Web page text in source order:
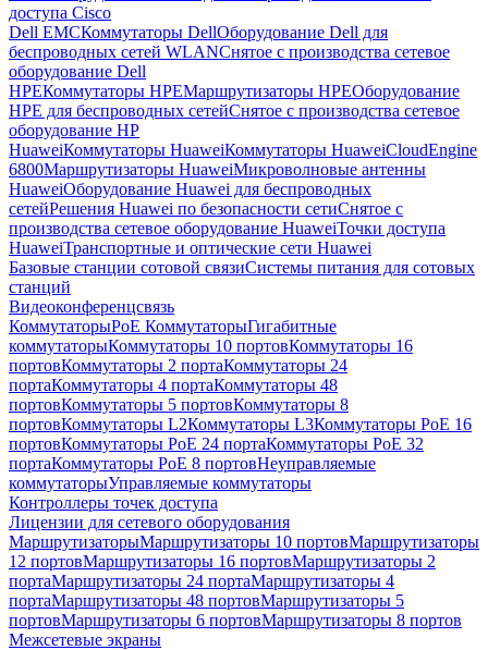
доступа Cisco
Dell EMCКоммутаторы DellОборудование Dell для
беспроводных сетей WLANСнятое с производства сетевое
оборудование Dell
HPEКоммутаторы HPEМаршрутизаторы HPEОборудование
HPE для беспроводных сетейСнятое с производства сетевое
оборудование HP
HuaweiКоммутаторы HuaweiКоммутаторы HuaweiCloudEngine
6800Маршрутизаторы HuaweiМикроволновые антенны
HuaweiОборудование Huawei для беспроводных
сетейРешения Huawei по безопасности сетиСнятое с
производства сетевое оборудование HuaweiТочки доступа
HuaweiТранспортные и оптические сети Huawei
Базовые станции сотовой связиСистемы питания для сотовых
станций
Видеоконференцсвязь
КоммутаторыPoE КоммутаторыГигабитные
коммутаторыКоммутаторы 10 портовКоммутаторы 16
портовКоммутаторы 2 портаКоммутаторы 24
портаКоммутаторы 4 портаКоммутаторы 48
портовКоммутаторы 5 портовКоммутаторы 8
портовКоммутаторы L2Коммутаторы L3Коммутаторы PoE 16
портовКоммутаторы PoE 24 портаКоммутаторы PoE 32
портаКоммутаторы PoE 8 портовНеуправляемые
коммутаторыУправляемые коммутаторы
Контроллеры точек доступа
Лицензии для сетевого оборудования
МаршрутизаторыМаршрутизаторы 10 портовМаршрутизаторы
12 портовМаршрутизаторы 16 портовМаршрутизаторы 2
портаМаршрутизаторы 24 портаМаршрутизаторы 4
портаМаршрутизаторы 48 портовМаршрутизаторы 5
портовМаршрутизаторы 6 портовМаршрутизаторы 8 портов
Межсетевые экраны